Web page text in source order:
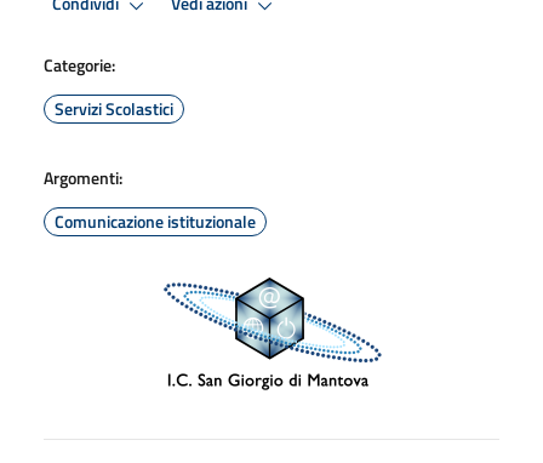
Categorie:
Servizi Scolastici
Argomenti:
Comunicazione istituzionale